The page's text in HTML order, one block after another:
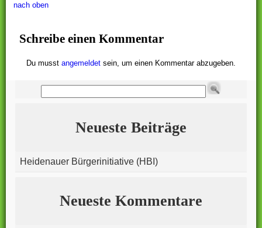
nach oben
Schreibe einen Kommentar
Du musst angemeldet sein, um einen Kommentar abzugeben.
Neueste Beiträge
Heidenauer Bürgerinitiative (HBI)
Neueste Kommentare